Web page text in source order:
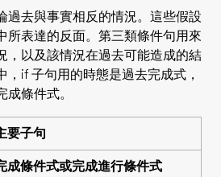
過去與事實相反的情況。這些假設
所表達的反面。第三類條件句用來
，以及該情況在過去可能造成的結
，if 子句用的時態是過去完成式，
條件式。
要子句
成條件式或完成進行條件式